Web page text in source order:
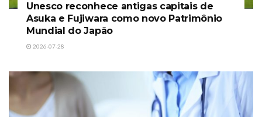
Unesco reconhece antigas capitais de
Asuka e Fujiwara como novo Patrimônio
Mundial do Japão
2026-07-28